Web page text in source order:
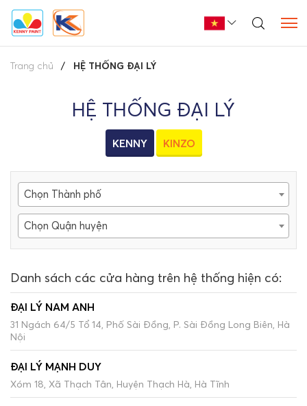
Trang chủ HỆ THỐNG ĐẠI LÝ
HỆ THỐNG ĐẠI LÝ
KENNY KINZO
Chọn Thành phố
Chọn Quận huyện
Danh sách các cửa hàng trên hệ thống hiện có:
ĐẠI LÝ NAM ANH
31 Ngách 64/5 Tổ 14, Phố Sài Đồng, P. Sài Đồng Long Biên, Hà
Nội
ĐẠI LÝ MẠNH DUY
Xóm 18, Xã Thạch Tân, Huyện Thạch Hà, Hà Tĩnh